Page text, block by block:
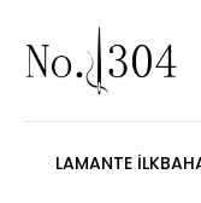
LAMANTE